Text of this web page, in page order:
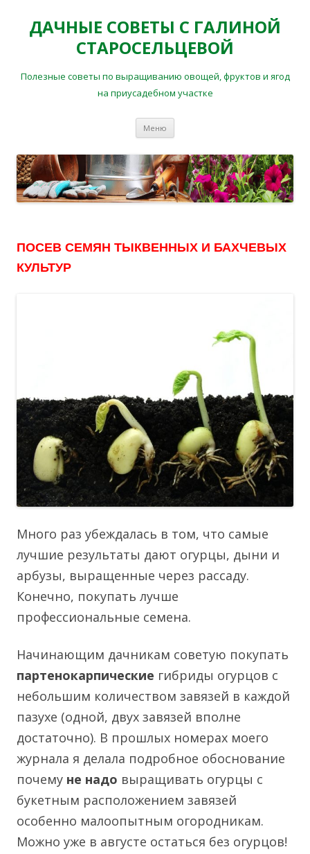
ДАЧНЫЕ СОВЕТЫ С ГАЛИНОЙ
СТАРОСЕЛЬЦЕВОЙ
Полезные советы по выращиванию овощей, фруктов и ягод
на приусадебном участке
Меню
ПОСЕВ СЕМЯН ТЫКВЕННЫХ И БАХЧЕВЫХ
КУЛЬТУР
Много раз убеждалась в том, что самые
лучшие результаты дают огурцы, дыни и
арбузы, выращенные через рассаду.
Конечно, покупать лучше
профессиональные семена.
Начинающим дачникам советую покупать
партенокарпические гибриды огурцов с
небольшим количеством завязей в каждой
пазухе (одной, двух завязей вполне
достаточно). В прошлых номерах моего
журнала я делала подробное обоснование
почему не надо выращивать огурцы с
букетным расположением завязей
особенно малоопытным огородникам.
Можно уже в августе остаться без огурцов!